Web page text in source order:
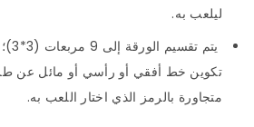
ليلعب به.
يتم
متجاورة بالرمز الذي اختار اللعب به.